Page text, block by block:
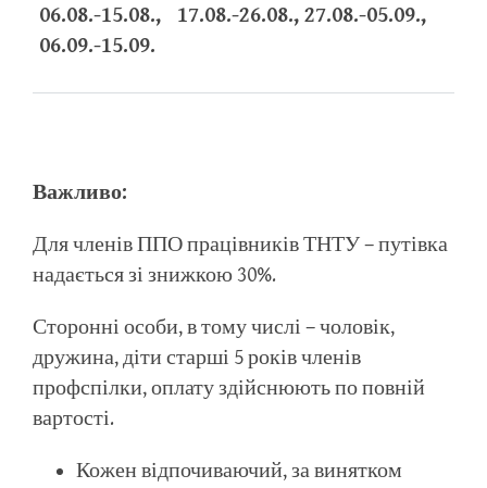
06.08.-15.08., 17.08.-26.08., 27.08.-05.09.,
06.09.-15.09.
Важливо:
Для членів ППО працівників ТНТУ – путівка
надається зі знижкою 30%.
Сторонні особи, в тому числі – чоловік,
дружина, діти старші 5 років членів
профспілки, оплату здійснюють по повній
вартості.
Кожен відпочиваючий, за винятком